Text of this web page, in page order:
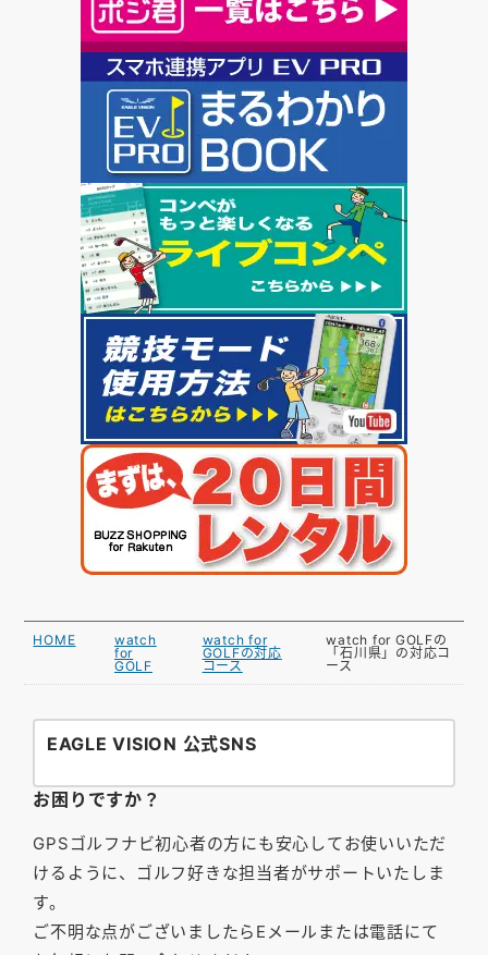
HOME
watch
for
GOLF
watch for
GOLFの対応
コース
watch for GOLFの
「石川県」の対応コ
ース
EAGLE VISION 公式SNS
お困りですか？
GPSゴルフナビ初心者の方にも安心してお使いいただ
けるように、ゴルフ好きな担当者がサポートいたしま
す。
ご不明な点がございましたらEメールまたは電話にて